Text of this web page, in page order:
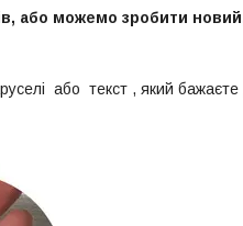
або можемо зробити
або текст , який